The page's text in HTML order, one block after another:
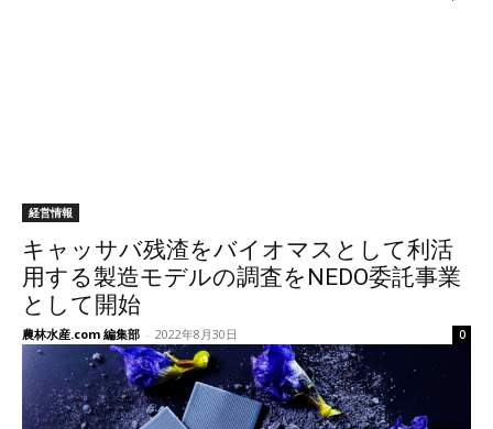
経営情報
キャッサバ残渣をバイオマスとして利活
用する製造モデルの調査をNEDO委託事業
として開始
農林水産.com 編集部 - 2022年8月30日 0